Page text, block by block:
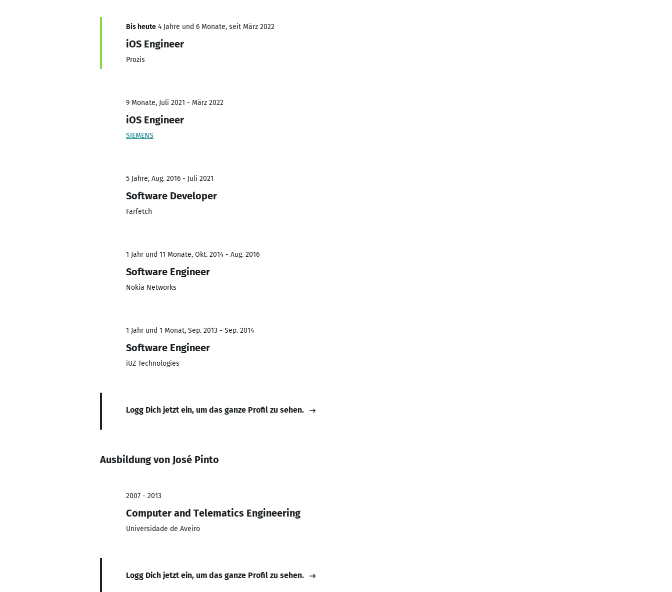
Bis heute 4 Jahre und 6 Monate, seit März 2022
iOS Engineer
Prozis
9 Monate, Juli 2021 - März 2022
iOS Engineer
SIEMENS
5 Jahre, Aug. 2016 - Juli 2021
Software Developer
Farfetch
1 Jahr und 11 Monate, Okt. 2014 - Aug. 2016
Software Engineer
Nokia Networks
1 Jahr und 1 Monat, Sep. 2013 - Sep. 2014
Software Engineer
iUZ Technologies
Logg Dich jetzt ein, um das ganze Profil zu sehen.
Ausbildung von José Pinto
2007 - 2013
Computer and Telematics Engineering
Universidade de Aveiro
Logg Dich jetzt ein, um das ganze Profil zu sehen.